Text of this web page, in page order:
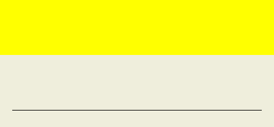
INITIATIVES NUMÉRIQUES
MARKETING DURABLE
ANNONCEZ AVEC NOUS
PROFIL ENTREPRISE
PROFIL CANDIDAT
ANNONCEZ AVEC NOUS
NOS PARCOURS DE FORMATIONS
SERVICE DE CHASSE DE TÊTE